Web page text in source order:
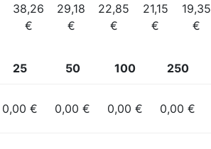
38,26
€
29,18
€
22,85
€
21,15
€
19,35
€
25 50 100 250
0,00 € 0,00 € 0,00 € 0,00 €